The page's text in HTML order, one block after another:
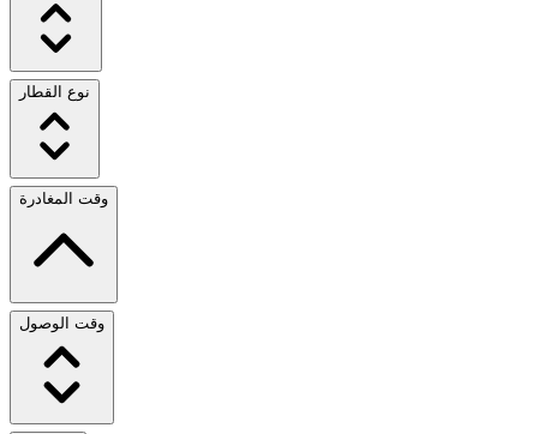
نوع القطار
وقت المغادرة
وقت الوصول